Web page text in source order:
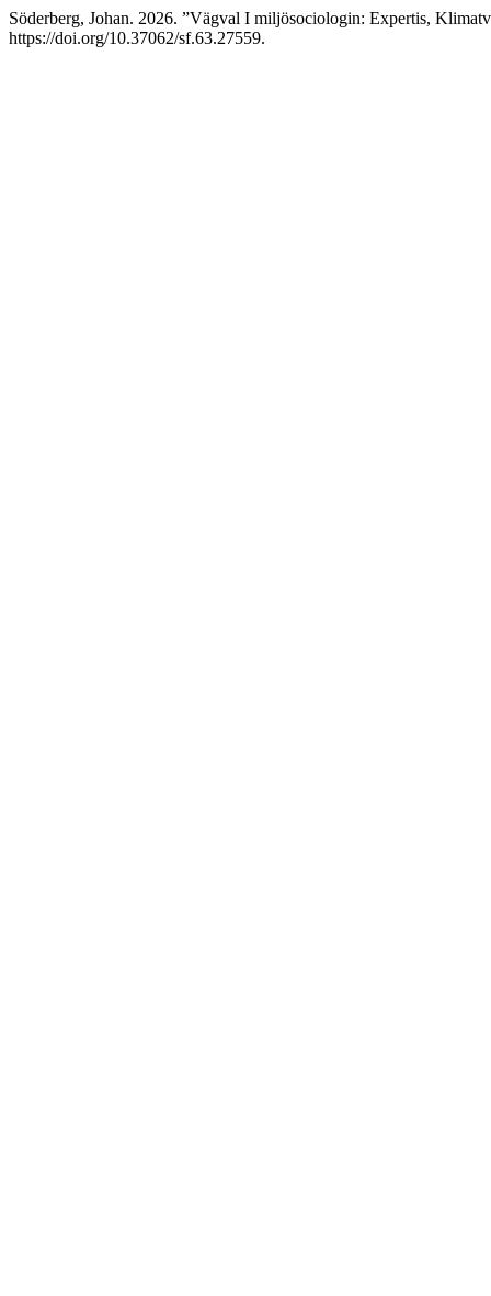
Söderberg, Johan. 2026. ”Vägval I miljösociologin: Expertis,
https://doi.org/10.37062/sf.63.27559.